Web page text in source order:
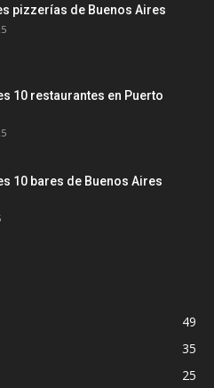
pizzerías de Buenos Aires
10 restaurantes en Puerto
10 bares de Buenos Aires
49
35
25